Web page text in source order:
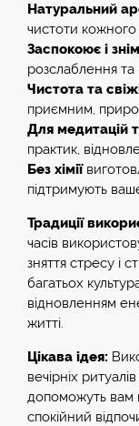
Натуральний
чистоти кожного
Заспокоює і
розслаблення та
Чистота та
приємним,
Для медитацій
практик,
Без хімії
підтримують
Традиції
часів
зняття стресу і
багатьох
відновленням
житті.
Цікава ідея:
вечірніх
допоможуть вам
спокійний